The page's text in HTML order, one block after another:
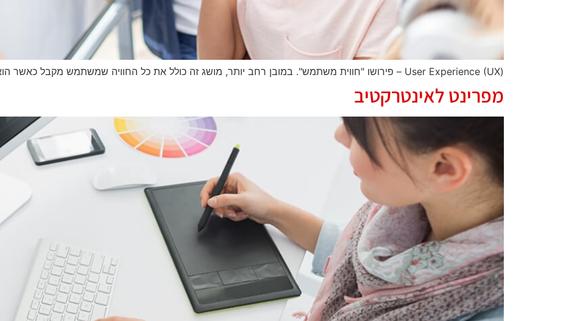
(User Experience (UX – פירושו "חווית משתמש". במובן רחב יותר, מושג זה כולל את כל החוויה שמשתמש מקבל כאשר הוא מתקשר עם האתר או האפליקציה.
מפרינט לאינטרקטיב